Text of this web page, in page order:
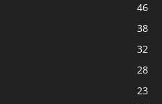
46
38
32
28
23